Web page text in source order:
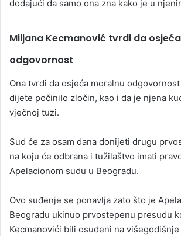
dodajući da samo ona zna kako je u
Miljana Kecmanović tvrdi da
odgovornost
Ona tvrdi da osjeća moralnu
dijete počinilo zločin, kao i da je njena
vječnoj tuzi.
Sud će za osam dana donijeti drugu
na koju će odbrana i tužilaštvo imati
Apelacionom sudu u Beogradu.
Ovo suđenje se ponavlja zato što je
Beogradu ukinuo prvostepenu presudu
Kecmanovići bili osuđeni na